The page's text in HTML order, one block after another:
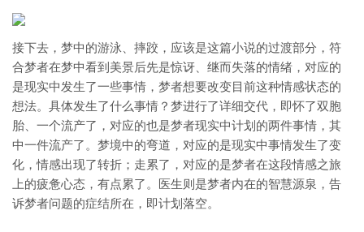
接下去，梦中的游泳、摔跤，应该是这篇小说的过渡部分，符
合梦者在梦中看到美景后先是惊讶、继而失落的情绪，对应的
是现实中发生了一些事情，梦者想要改变目前这种情感状态的
想法。具体发生了什么事情？梦进行了详细交代，即怀了双胞
胎、一个流产了，对应的也是梦者现实中计划的两件事情，其
中一件流产了。梦境中的弯道，对应的是现实中事情发生了变
化，情感出现了转折；走累了，对应的是梦者在这段情感之旅
上的疲惫心态，有点累了。医生则是梦者内在的智慧源泉，告
诉梦者问题的症结所在，即计划落空。